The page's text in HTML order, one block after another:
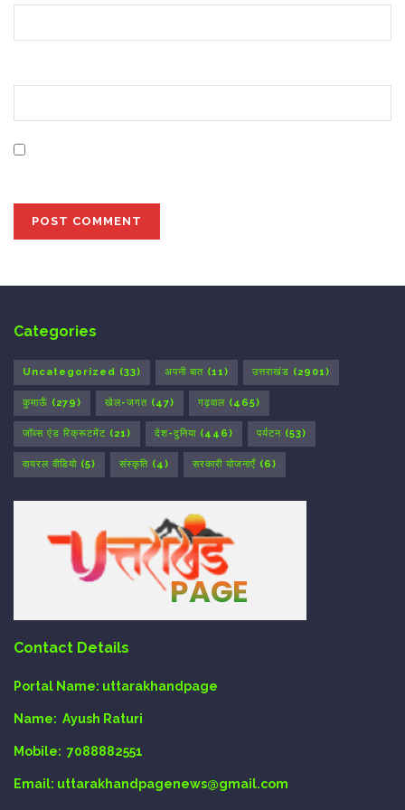
Categories
Uncategorized (33) अपनी बात (11) उत्तराखंड (2901)
कुमाऊँ (279) खेल-जगत (47) गढ़वाल (465)
जॉब्स एंड रिक्रूटमेंट (21) देश-दुनिया (446) पर्यटन (53)
वायरल वीडियो (5) संस्कृति (4) सरकारी योजनाएँ (6)
Contact Details
Portal Name: uttarakhandpage
Name: Ayush Raturi
Mobile: 7088882551
Email: uttarakhandpagenews@gmail.com